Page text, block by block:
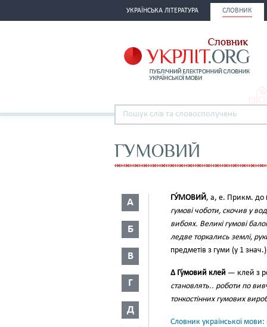
УКРАЇНСЬКА ЛІТЕРАТУРА СЛОВНИК
ГУМОВИЙ
А
Б
В
Г
Д
ГУ́МОВИЙ, а, е. Прикм. до
гумові чоботи, скочив у
вибоях. Великі гумові
ледве торкались землі,
предметів з гуми (у 1
∆ Гу́мовий клей — клей з
становлять.. роботи по
тонкостінних гумових
Словник української